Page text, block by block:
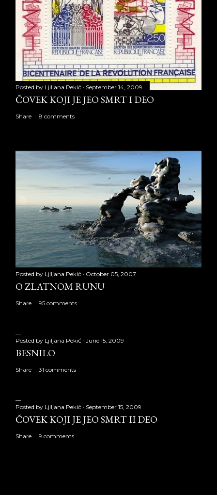
Posted by Ljiljana Pekić September 14, 2009
ČOVEK KOJI JE JEO SMRT I DEO
Share 8 comments
Posted by Ljiljana Pekić October 05, 2007
O ZLATNOM RUNU
Share 95 comments
Posted by Ljiljana Pekić June 15, 2009
BESNILO
Share 31 comments
Posted by Ljiljana Pekić September 15, 2009
ČOVEK KOJI JE JEO SMRT II DEO
Share 9 comments